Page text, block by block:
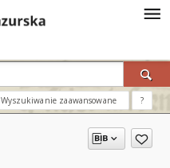
Wyszukiwanie zaawansowane ?